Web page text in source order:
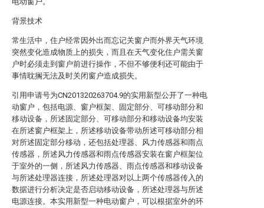
背景技术
常生活中，住户经常因外出而忘记关窗户而外界天气环境
突然变化造成物质上的损失，而且在天气变化住户需关窗
户时必须走到窗户前进行操作，不但不够便利还可能由于
事情耽搁无法及时关闭窗户造成损失。
引用申请号为CN201320263704.9的实用新型公开了一种电
动窗户，包括电源、窗户框架、固定部分、可移动部分和
移动设备，所述固定部分、可移动部分和移动设备均安装
在所述窗户框架上，所述移动设备带动所述可移动部分相
对所述固定部分移动，还包括处理器、风力传感器和雨点
传感器，所述风力传感器和雨点传感器安装在窗户框架位
于室外的一侧，所述风力传感器、雨点传感器和移动设备
与所述处理器连接，所述处理器对以上两个传感器传入的
数据进行分析决定是否启动移动设备，所述处理器与所述
电源连接。本实用新型一种电动窗户，可以根据室外的环